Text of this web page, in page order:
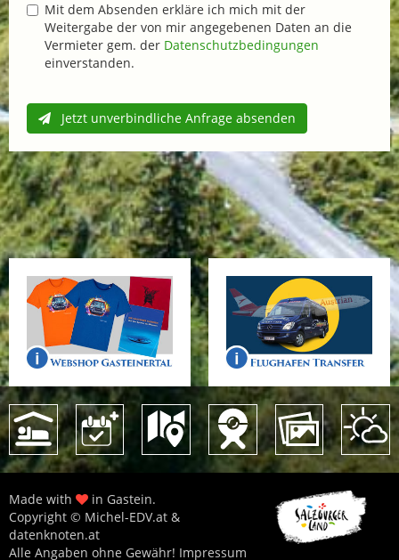
Mit dem Absenden erkläre ich mich mit der
Weitergabe der von mir angegebenen Daten an die
Vermieter gem. der Datenschutzbedingungen
einverstanden.
Jetzt unverbindliche Anfrage absenden
Made with
in Gastein.
Copyright © Michel-EDV.at &
datenknoten.at
Alle Angaben ohne Gewähr! Impressum